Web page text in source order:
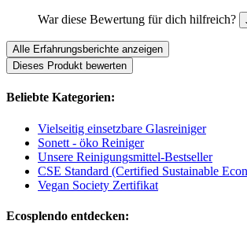
War diese Bewertung für dich hilfreich?
Alle Erfahrungsberichte anzeigen
Dieses Produkt bewerten
Beliebte Kategorien:
Vielseitig einsetzbare Glasreiniger
Sonett - öko Reiniger
Unsere Reinigungsmittel-Bestseller
CSE Standard (Certified Sustainable
Vegan Society Zertifikat
Ecosplendo entdecken: